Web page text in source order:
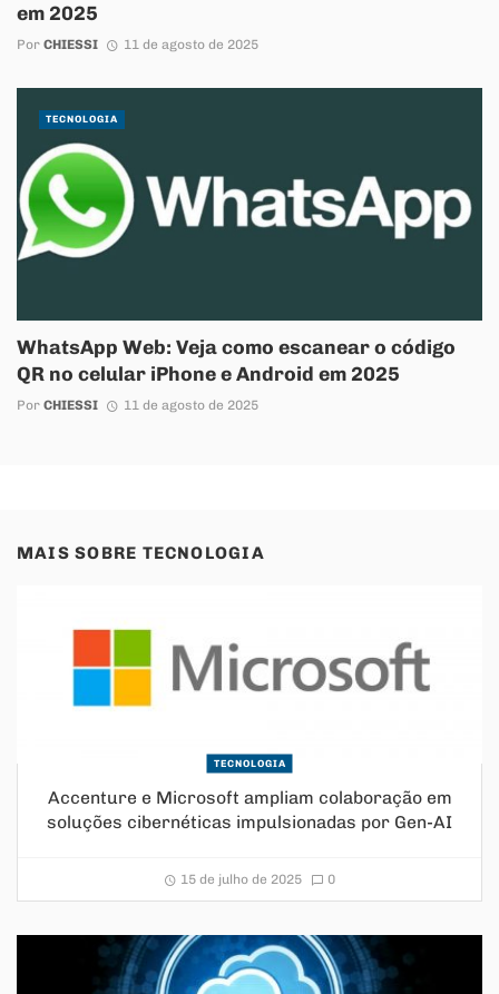
em 2025
Por CHIESSI 11 de agosto de 2025
WhatsApp Web: Veja como escanear o código
QR no celular iPhone e Android em 2025
Por CHIESSI 11 de agosto de 2025
TECNOLOGIA
MAIS SOBRE TECNOLOGIA
TECNOLOGIA
Accenture e Microsoft ampliam colaboração em
soluções cibernéticas impulsionadas por Gen-AI
15 de julho de 2025 0